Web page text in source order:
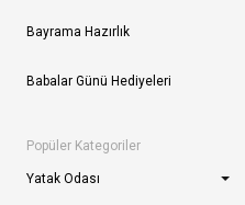
Bayrama Hazırlık
Babalar Günü Hediyeleri
Popüler Kategoriler
Yatak Odası